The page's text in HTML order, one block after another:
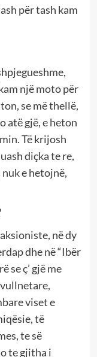
për tash kam
një moto për
se më thellë,
atë gjë, e heton
Të krijosh
diçka te re,
e hetojnë,
në dy
dhe në “Ibër
se ç’ gjë me
viset e
të
te së
te gjitha i